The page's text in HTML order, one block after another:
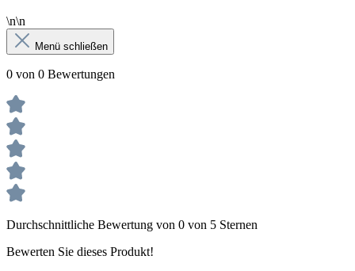
\n\n
Menü schließen
0 von 0 Bewertungen
Durchschnittliche Bewertung von 0 von 5 Sternen
Bewerten Sie dieses Produkt!